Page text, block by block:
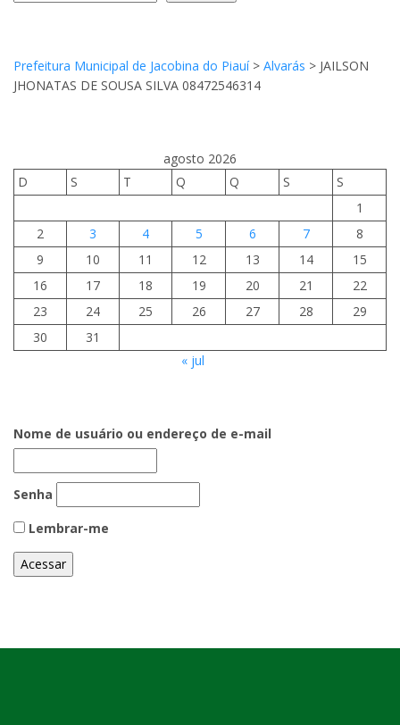
Prefeitura Municipal de Jacobina do Piauí> Alvarás > JAILSON
JHONATAS DE SOUSA SILVA 08472546314
agosto 2026
D
S T Q Q S
S
1
2
3 4 5 6 7
8
9
10 11 12 13 14
15
16
17 18 19 20 21
22
23
24 25 26 27 28
29
30
31
« jul
Nome de usuário ou endereço de e-mail
Senha
Lembrar-me